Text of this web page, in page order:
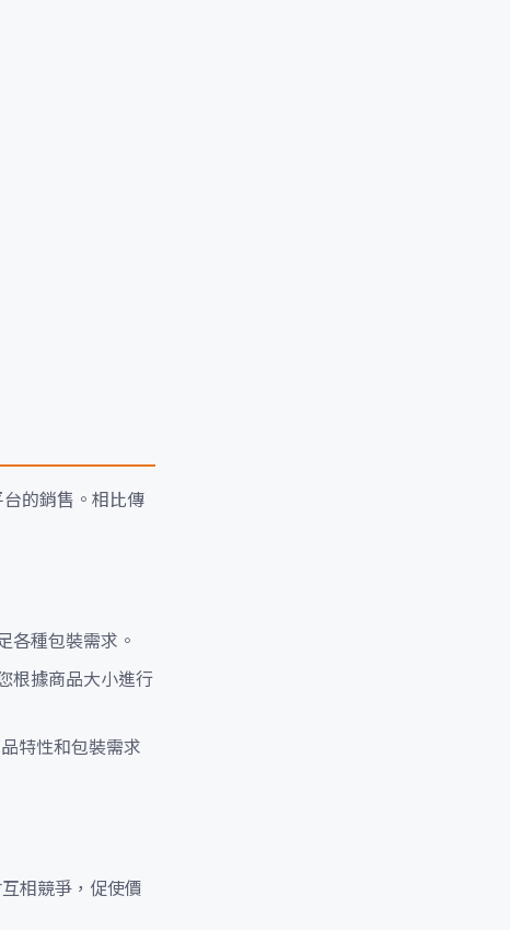
的銷售。相比傳
各種包裝需求。
根據商品大小進行
特性和包裝需求
相競爭，促使價